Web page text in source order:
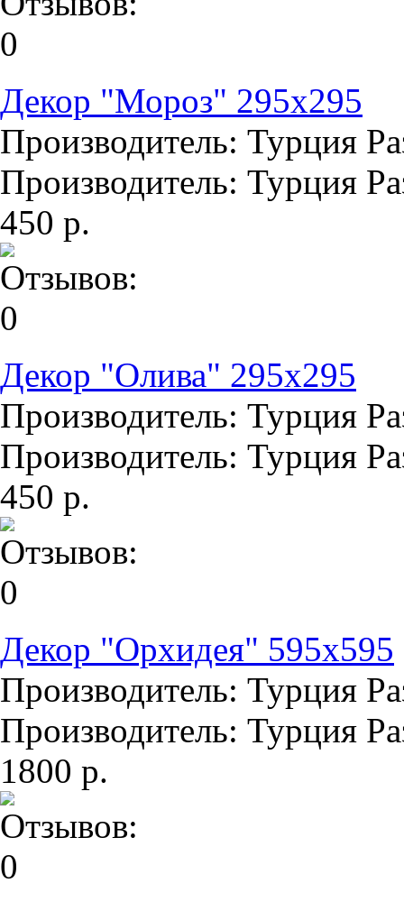
Декор "Мороз" 295х295
Производитель: Турция
Производитель: Турция
450 р.
Декор "Олива" 295х295
Производитель: Турция
Производитель: Турция
450 р.
Декор "Орхидея" 595х595
Производитель: Турция
Производитель: Турция
1800 р.